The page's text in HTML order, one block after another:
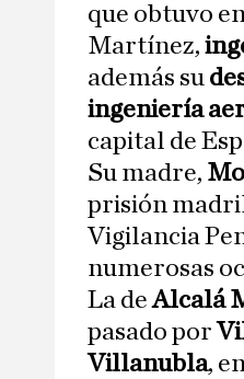
que obtuvo
Martínez,
además su
ingeniería
capital de
Su madre,
prisión
Vigilancia
numerosas
La deAlcalá
pasado por
Villanubla,